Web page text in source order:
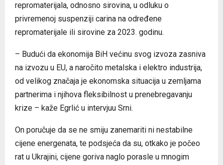
repromaterijala, odnosno sirovina, u odluku o
privremenoj suspenziji carina na određene
repromaterijale ili sirovine za 2023. godinu.
– Budući da ekonomija BiH većinu svog izvoza zasniva
na izvozu u EU, a naročito metalska i elektro industrija,
od velikog značaja je ekonomska situacija u zemljama
partnerima i njihova fleksibilnost u prenebregavanju
krize – kaže Egrlić u intervjuu Srni.
On poručuje da se ne smiju zanemariti ni nestabilne
cijene energenata, te podsjeća da su, otkako je počeo
rat u Ukrajini, cijene goriva naglo porasle u mnogim